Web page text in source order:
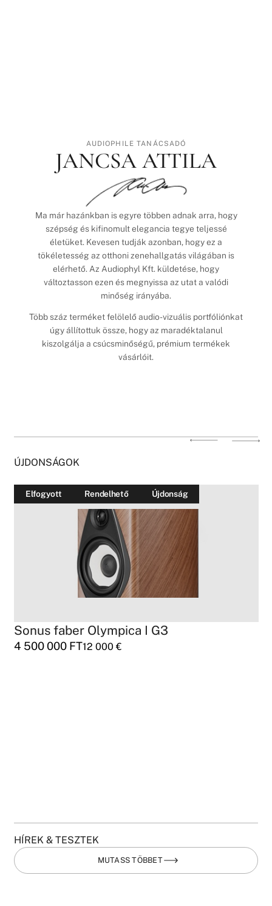
AUDIOPHILE TANÁCSADÓ
JANCSA ATTILA
Ma már hazánkban is egyre többen adnak arra, hogy
szépség és kifinomult elegancia tegye teljessé
életüket. Kevesen tudják azonban, hogy ez a
tökéletesség az otthoni zenehallgatás világában is
elérhető. Az Audiophyl Kft. küldetése, hogy
változtasson ezen és megnyissa az utat a valódi
minőség irányába.
Több száz terméket felölelő audio-vizuális portfóliónkat
úgy állítottuk össze, hogy az maradéktalanul
kiszolgálja a csúcsminőségű, prémium termékek
vásárlóit.
ÚJDONSÁGOK
Elfogyott Rendelhető Újdonság
Sonus faber Olympica I G3
4 500 000 FT12 000€
HÍREK & TESZTEK
MUTASS TÖBBET